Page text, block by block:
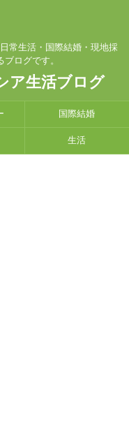
常生活・国際結婚・現地採
ログです。
ア生活ブログ
国際結婚
生活